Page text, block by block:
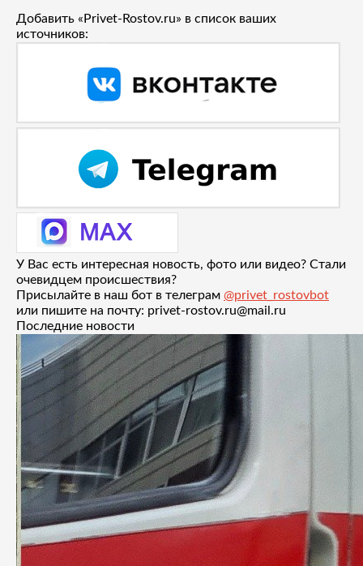
Добавить «Privet-Rostov.ru» в список ваших
источников:
У Вас есть интересная новость, фото или видео? Стали
очевидцем происшествия?
Присылайте в наш бот в телеграм @privet_rostovbot
или пишите на почту: privet-rostov.ru@mail.ru
Последние новости